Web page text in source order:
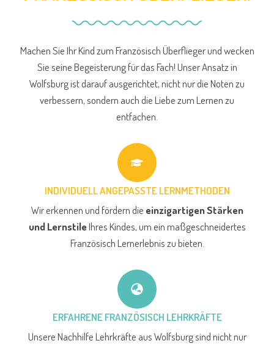
Machen Sie Ihr Kind zum Französisch Überflieger und wecken
Sie seine Begeisterung für das Fach! Unser Ansatz in
Wolfsburg ist darauf ausgerichtet, nicht nur die Noten zu
verbessern, sondern auch die Liebe zum Lernen zu
entfachen.
INDIVIDUELL ANGEPASSTE LERNMETHODEN
Wir erkennen und fördern die einzigartigen Stärken
und LernstileIhres Kindes, um ein maßgeschneidertes
Französisch Lernerlebnis zu bieten.
ERFAHRENE FRANZÖSISCH LEHRKRÄFTE
Unsere Nachhilfe Lehrkräfte aus Wolfsburg sind nicht nur